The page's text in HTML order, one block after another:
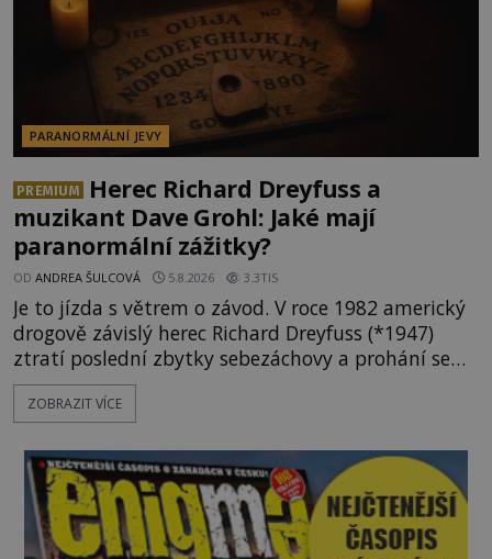
PARANORMÁLNÍ JEVY
PREMIUM
Herec Richard Dreyfuss a
muzikant Dave Grohl: Jaké mají
paranormální zážitky?
OD ANDREA ŠULCOVÁ 5.8.2026 3.3TIS
Je to jízda s větrem o závod. V roce 1982 americký
drogově závislý herec Richard Dreyfuss (*1947)
ztratí poslední zbytky sebezáchovy a prohání se
po silnicích ve svém mercedesu jako utržený ze
řetězu. Vše vyvrcholí katastrofou, když to Dreyfuss
následně nalezne schovaný kokain. Tímto
momentem se slavnému
ZOBRAZIT VÍCE